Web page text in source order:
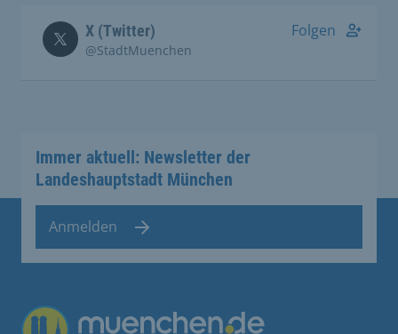
X (Twitter)
@StadtMuenchen
Folgen
Immer aktuell: Newsletter der
Landeshauptstadt München
Anmelden
Übergreifende Links